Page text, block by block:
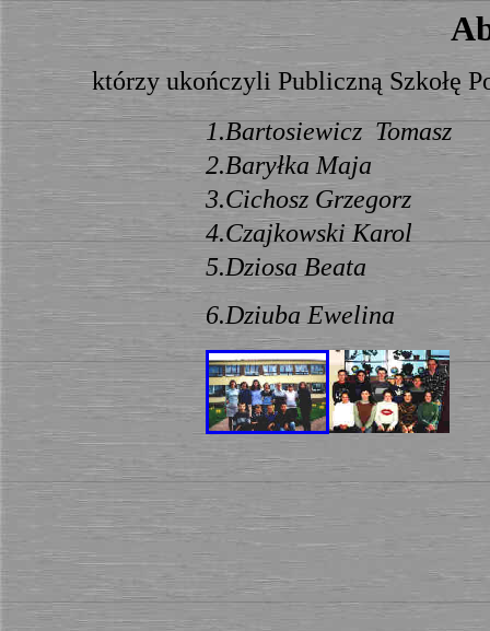
którzy ukończyli Publiczną Szkołę
1.Bartosiewicz Tomasz
2.Baryłka Maja
3.Cichosz Grzegorz
4.Czajkowski Karol
5.Dziosa Beata
6.Dziuba Ewelina